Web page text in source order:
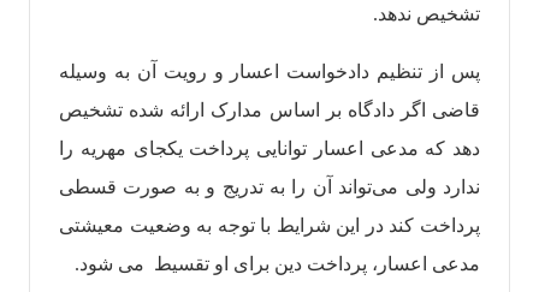
تشخیص ندهد.
پس از تنظیم دادخواست اعسار و رویت آن به وسیله
قاضی اگر دادگاه بر اساس مدارک ارائه شده تشخیص
دهد که مدعی اعسار توانایی پرداخت یکجای مهریه را
ندارد ولی می‌تواند آن را به تدریج و به صورت قسطی
پرداخت کند در این شرایط با توجه به وضعیت معیشتی
مدعی اعسار، پرداخت دین برای او تقسیط می شود.